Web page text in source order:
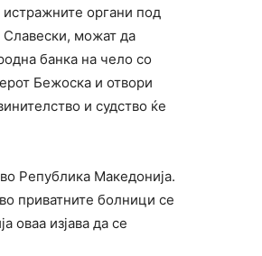
органи под
Славески, можат да
банка на чело со
Бежоска и отвори
и судство ќе
Република Македонија.
приватните болници се
оваа изјава да се